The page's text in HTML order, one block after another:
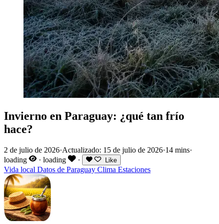
Invierno en Paraguay: ¿qué tan frío
hace?
2 de julio de 2026·Actualizado: 15 de julio de 2026·14 mins·
loading
· loading · Like
Vida local Datos de Paraguay Clima Estaciones